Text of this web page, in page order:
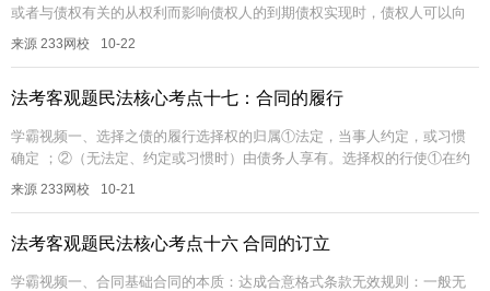
或者与债权有关的从权利而影响债权人的到期债权实现时，债权人可以向
法院请求以自己的名义代位行使债务人对相对人的权利。成立条件①债权
来源 233网校 10-22
法考客观题民法核心考点十七：合同的履行
学霸视频一、选择之债的履行选择权的归属①法定，当事人约定，或习惯
确定 ；②（无法定、约定或习惯时）由债务人享有。选择权的行使①在约
定期限或履行期限届满前行使；（未选择 + 催告 + 仍未选择 = 选择...
来源 233网校 10-21
法考客观题民法核心考点十六 合同的订立
学霸视频一、合同基础合同的本质：达成合意格式条款无效规则：一般无